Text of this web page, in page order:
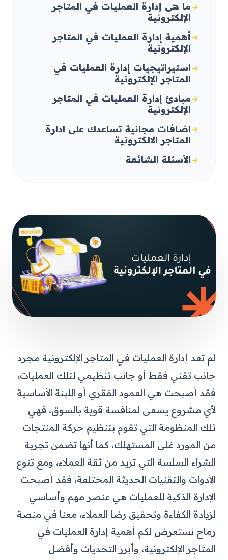
ما هى إدارة العمليات في المتاجر
الإلكترونية
أهمية إدارة العمليات في المتاجر
الإلكترونية
استيراتيجيات إدارة العمليات في
المتاجر الإلكترونية
مبادئ إدارة العمليات في المتاجر
الإلكترونية
اضافات مجانية تساعدك على ادارة
المتاجر الالكترونية
الأسئلة الشائعة
لم تعد إدارة العمليات في المتاجر الإلكترونية مجرد
جانب تقني فقط أو جانب تنظيمي لتلك العمليات،
فقد أصبحت هي العمود الفقري أو اللبنة الأساسية
لأي مشروع يسعى لمنافسة قوية بالسوق، فهي
تلك المنظومة التي تقوم بتنظيم حركة المنتجات
من المورد غلى المستهلك، كما أنها تضمن تجربة
الشراء السلسة التي تزيد من ثقة العملاء، ومع تنوع
الأدوات والتقنيات الحديثة المختلفة، فقد أصبحت
الإدارة الذكية للعمليات هي عنصر مهم وأساسي
لزيادة الكفاءة وتحقيق رضا العملاء، معنا في منصة
رماح نستعرض لكم أهمية إدارة العمليات في
المتاجر الإلكترونية، وأبرز التحديات وأفضل